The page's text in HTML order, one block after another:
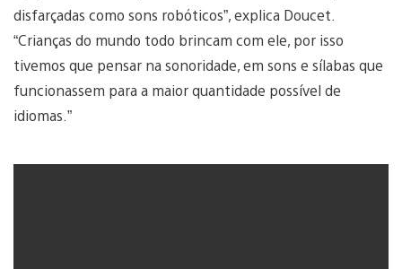
disfarçadas como sons robóticos”, explica Doucet.
“Crianças do mundo todo brincam com ele, por isso
tivemos que pensar na sonoridade, em sons e sílabas que
funcionassem para a maior quantidade possível de
idiomas.”